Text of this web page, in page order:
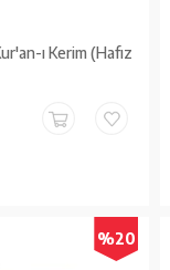
ı Kerim (Hafız
%20